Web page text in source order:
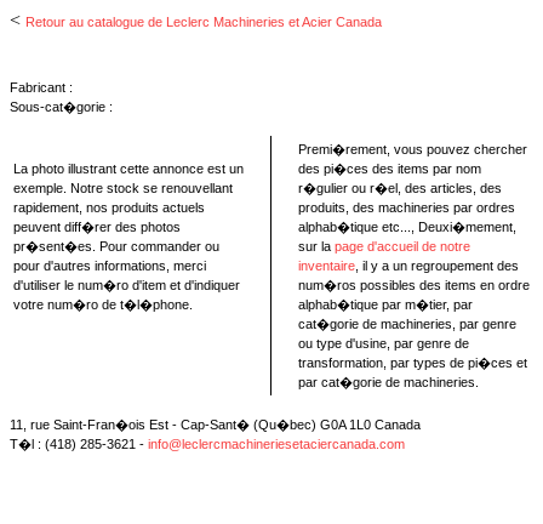
< Retour au catalogue de Leclerc Machineries et Acier Canada
Fabricant :
Sous-cat�gorie :
La photo illustrant cette annonce est un
exemple. Notre stock se renouvellant
rapidement, nos produits actuels
peuvent diff�rer des photos
pr�sent�es. Pour commander ou
pour d'autres informations, merci
d'utiliser le num�ro d'item et d'indiquer
votre num�ro de t�l�phone.
Premi�rement, vous pouvez chercher
des pi�ces des items par nom
r�gulier ou r�el, des articles, des
produits, des machineries par ordres
alphab�tique etc..., Deuxi�mement,
sur la page d'accueil de notre
inventaire , il y a un regroupement des
num�ros possibles des items en ordre
alphab�tique par m�tier, par
cat�gorie de machineries, par genre
ou type d'usine, par genre de
transformation, par types de pi�ces et
par cat�gorie de machineries.
11, rue Saint-Fran�ois Est - Cap-Sant� (Qu�bec) G0A 1L0 Canada
T�l : (418) 285-3621 - info@leclercmachineriesetaciercanada.com